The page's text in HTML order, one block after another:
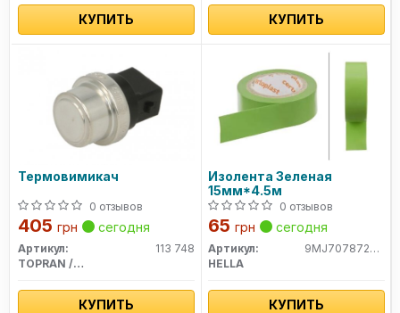
КУПИТЬ КУПИТЬ
Термовимикач
0 отзывов
405 грн сегодня
Артикул:
113 748
TOPRAN / HANS PRIES
КУПИТЬ
Изолента Зеленая
15мм*4.5м
0 отзывов
65 грн сегодня
Артикул:
9MJ707872003
HELLA
КУПИТЬ